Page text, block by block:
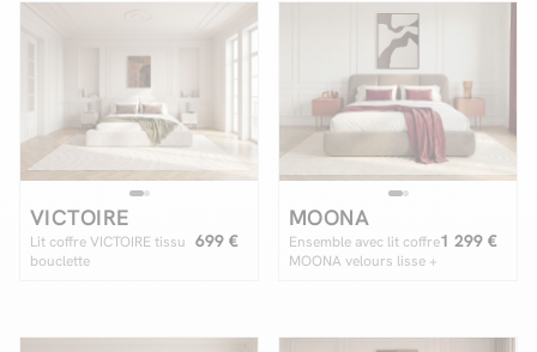
Facilité de paiements
Livraison
Aide et contact
VICTOIRE
Lit coffre VICTOIRE tissu
bouclette
699 €
MOONA
Ensemble avec lit coffre
MOONA velours lisse +
1 299 €